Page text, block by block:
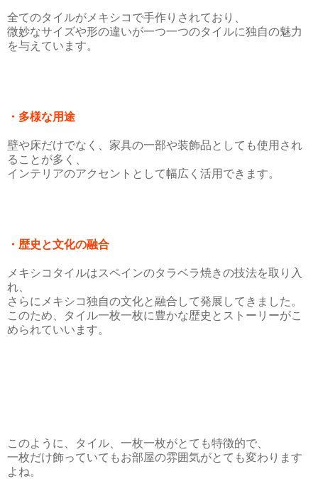
全てのタイルがメキシコで手作りされており、
微妙なサイズや形の違いが一つ一つのタイルに独自の魅力
を与えています。
・多様な用途
壁や床だけでなく、家具の一部や装飾品としても使用され
ることが多く、
インテリアのアクセントとして幅広く活用できます。
・歴史と文化の融合
メキシコタイルはスペインのタラベラ焼きの技法を取り入
れ、
さらにメキシコ独自の文化と融合して発展してきました。
このため、タイル一枚一枚に豊かな歴史とストーリーがこ
められていいます。
このように、タイル、一枚一枚がとても特徴的で、
一枚だけ飾っていてもお部屋の雰囲気がとても変わります
よね。